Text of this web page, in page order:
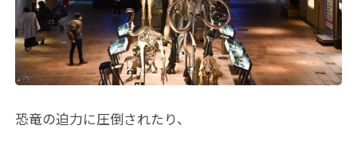
恐竜の迫力に圧倒されたり、